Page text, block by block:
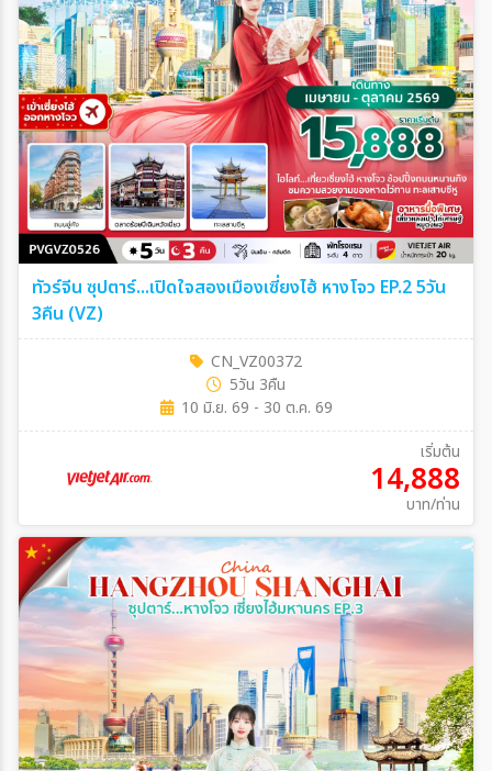
ทัวร์จีน ซุปตาร์...เปิดใจสองเมืองเซี่ยงไฮ้ หางโจว EP.2 5วัน
3คืน (VZ)
CN_VZ00372
5วัน 3คืน
10 มิ.ย. 69 - 30 ต.ค. 69
เริ่มต้น
14,888
บาท/ท่าน